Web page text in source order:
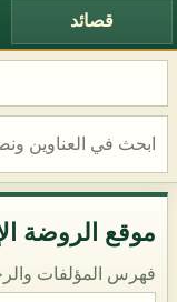
قصائد
موقع الروضة
فهرس المؤلفات